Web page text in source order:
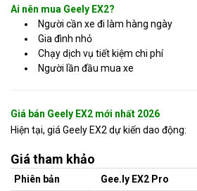
Ai nên mua Geely EX2?
Người cần xe đi làm hàng ngày
Gia đình nhỏ
Chạy dịch vụ tiết kiệm chi phí
Người lần đầu mua xe
Giá bán Geely EX2 mới nhất 2026
Hiện tại, giá Geely EX2 dự kiến dao động:
Giá tham khảo
Phiên bản Gee.ly EX2 Pro